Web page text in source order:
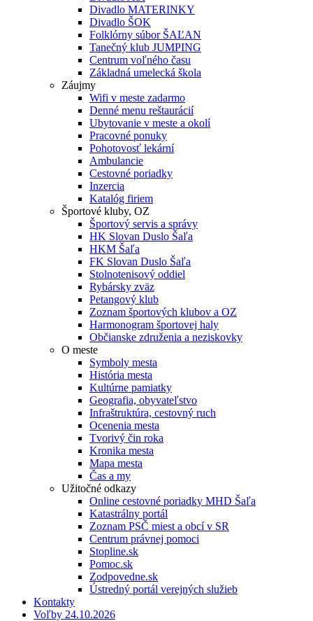
Divadlo MATERINKY
Divadlo ŠOK
Folklórny súbor ŠAĽAN
Tanečný klub JUMPING
Centrum voľného času
Základná umelecká škola
Záujmy
Wifi v meste zadarmo
Denné menu reštaurácií
Ubytovanie v meste a okolí
Pracovné ponuky
Pohotovosť lekární
Ambulancie
Cestovné poriadky
Inzercia
Katalóg firiem
Športové kluby, OZ
Športový servis a správy
HK Slovan Duslo Šaľa
HKM Šaľa
FK Slovan Duslo Šaľa
Stolnotenisový oddiel
Rybársky zväz
Petangový klub
Zoznam športových klubov a OZ
Harmonogram športovej haly
Občianske združenia a neziskovky
O meste
Symboly mesta
História mesta
Kultúrne pamiatky
Geografia, obyvateľstvo
Infraštruktúra, cestovný ruch
Ocenenia mesta
Tvorivý čin roka
Kronika mesta
Mapa mesta
Čas a my
Užitočné odkazy
Online cestovné poriadky MHD Šaľa
Katastrálny portál
Zoznam PSČ miest a obcí v SR
Centrum právnej pomoci
Stopline.sk
Pomoc.sk
Zodpovedne.sk
Ústredný portál verejných služieb
Kontakty
Voľby 24.10.2026